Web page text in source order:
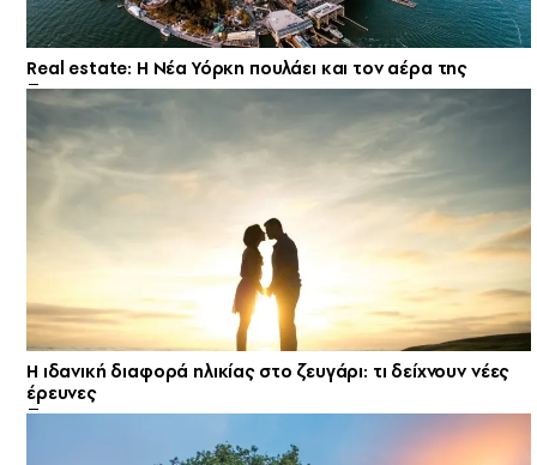
Real estate: H Νέα Υόρκη πουλάει και τον αέρα της
Η ιδανική διαφορά ηλικίας στο ζευγάρι: τι δείχνουν νέες
έρευνες